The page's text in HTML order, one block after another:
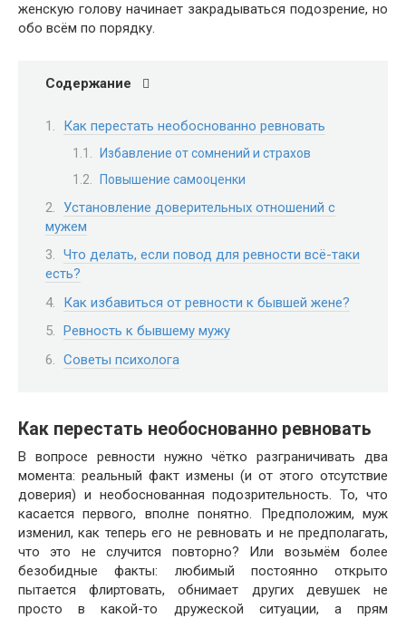
женскую голову начинает закрадываться подозрение, но
обо всём по порядку.
Содержание
Как перестать необоснованно ревновать
Избавление от сомнений и страхов
Повышение самооценки
Установление доверительных отношений с
мужем
Что делать, если повод для ревности всё-таки
есть?
Как избавиться от ревности к бывшей жене?
Ревность к бывшему мужу
Советы психолога
Как перестать необоснованно ревновать
В вопросе ревности нужно чётко разграничивать два
момента: реальный факт измены (и от этого отсутствие
доверия) и необоснованная подозрительность. То, что
касается первого, вполне понятно. Предположим, муж
изменил, как теперь его не ревновать и не предполагать,
что это не случится повторно? Или возьмём более
безобидные факты: любимый постоянно открыто
пытается флиртовать, обнимает других девушек не
просто в какой-то дружеской ситуации, а прям